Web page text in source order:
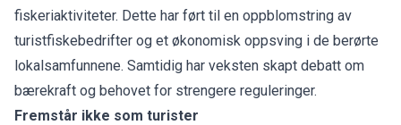
fiskeriaktiviteter. Dette har ført til en oppblomstring av
turistfiskebedrifter og et økonomisk oppsving i de berørte
lokalsamfunnene. Samtidig har veksten skapt debatt om
bærekraft og behovet for strengere reguleringer.
Fremstår ikke som turister